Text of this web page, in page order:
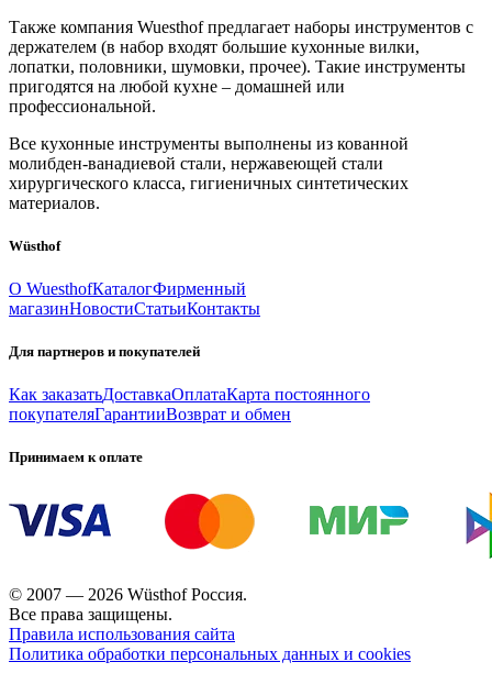
Также компания Wuesthof предлагает наборы инструментов с
держателем (в набор входят большие кухонные вилки,
лопатки, половники, шумовки, прочее). Такие инструменты
пригодятся на любой кухне – домашней или
профессиональной.
Все кухонные инструменты выполнены из кованной
молибден-ванадиевой стали, нержавеющей стали
хирургического класса, гигиеничных синтетических
материалов.
Wüsthof
О WuesthofКаталогФирменный
магазинНовостиСтатьиКонтакты
Для партнеров и покупателей
Как заказатьДоставкаОплатаКарта постоянного
покупателяГарантииВозврат и обмен
Принимаем к оплате
© 2007 — 2026 Wüsthof Россия.
Все права защищены.
Правила использования сайта
Политика обработки персональных данных и cookies